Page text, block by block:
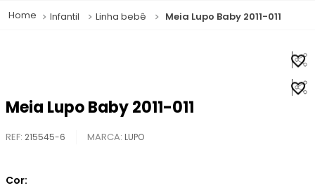
Infantil Linha bebê Meia Lupo Baby 2011-011
Meia Lupo Baby 2011-011
REF: 215545-6 LUPO
Cor: